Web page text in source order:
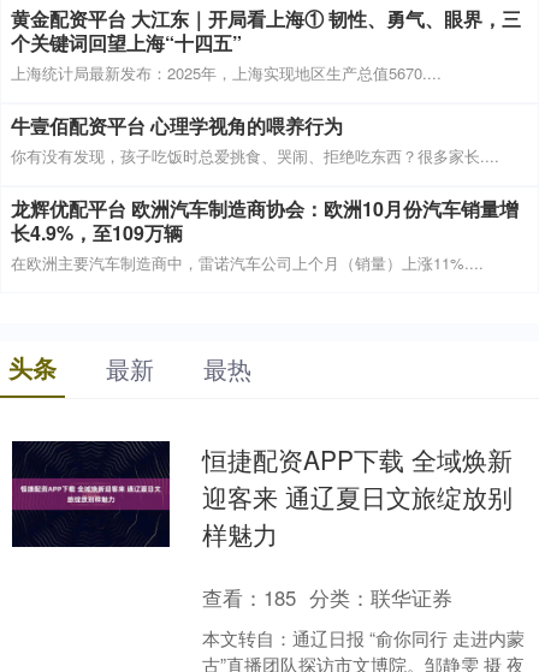
黄金配资平台 大江东｜开局看上海① 韧性、勇气、眼界，三
个关键词回望上海“十四五”
上海统计局最新发布：2025年，上海实现地区生产总值5670....
牛壹佰配资平台 心理学视角的喂养行为
你有没有发现，孩子吃饭时总爱挑食、哭闹、拒绝吃东西？很多家长....
龙辉优配平台 欧洲汽车制造商协会：欧洲10月份汽车销量增
长4.9%，至109万辆
在欧洲主要汽车制造商中，雷诺汽车公司上个月（销量）上涨11%....
头条 最新 最热
恒捷配资APP下载 全域焕新
迎客来 通辽夏日文旅绽放别
样魅力
查看： 185 分类：联华证券
本文转自：通辽日报 “俞你同行 走进内蒙
古”直播团队探访市文博院。邹静雯 摄 夜